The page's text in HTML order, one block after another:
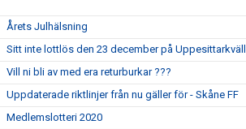
Årets Julhälsning
Sitt inte lottlös den 23 december på
Vill ni bli av med era returburkar ???
Uppdaterade riktlinjer från nu gäller för - Skåne FF
Medlemslotteri 2020